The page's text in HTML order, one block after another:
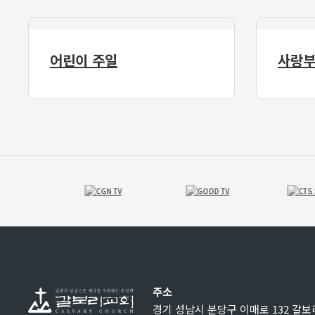
어린이 주일 사랑
주소
경기 성남시 분당구 이매로 132 갈보